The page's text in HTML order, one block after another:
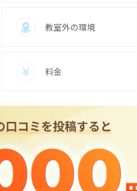
教室外の環境
料金